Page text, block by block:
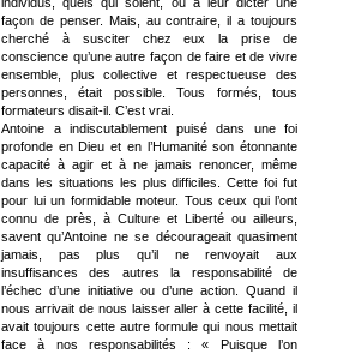
façon de penser. Mais, au contraire, il a toujours
cherché à susciter chez eux la prise de
conscience qu’une autre façon de faire et de vivre
ensemble, plus collective et respectueuse des
personnes, était possible. Tous formés, tous
formateurs disait-il. C’est vrai.
Antoine a indiscutablement puisé dans une foi
profonde en Dieu et en l’Humanité son étonnante
capacité à agir et à ne jamais renoncer, même
dans les situations les plus difficiles. Cette foi fut
pour lui un formidable moteur. Tous ceux qui l’ont
connu de près, à Culture et Liberté ou ailleurs,
savent qu’Antoine ne se décourageait quasiment
jamais, pas plus qu’il ne renvoyait aux
insuffisances des autres la responsabilité de
l’échec d’une initiative ou d’une action. Quand il
nous arrivait de nous laisser aller à cette facilité, il
avait toujours cette autre formule qui nous mettait
face à nos responsabilités : « Puisque l’on